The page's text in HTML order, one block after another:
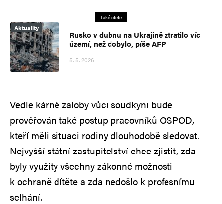
Také čtěte
Aktuality
Rusko v dubnu na Ukrajině ztratilo víc
území, než dobylo, píše AFP
5. 5. 2026
Vedle kárné žaloby vůči soudkyni bude
prověřován také postup pracovníků OSPOD,
kteří měli situaci rodiny dlouhodobě sledovat.
Nejvyšší státní zastupitelství chce zjistit, zda
byly využity všechny zákonné možnosti
k ochraně dítěte a zda nedošlo k profesnímu
selhání.